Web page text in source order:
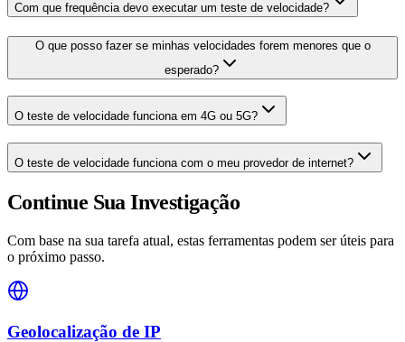
Com que frequência devo executar um teste de velocidade?
O que posso fazer se minhas velocidades forem menores que o
esperado?
O teste de velocidade funciona em 4G ou 5G?
O teste de velocidade funciona com o meu provedor de internet?
Continue Sua Investigação
Com base na sua tarefa atual, estas ferramentas podem ser úteis para
o próximo passo.
Geolocalização de IP